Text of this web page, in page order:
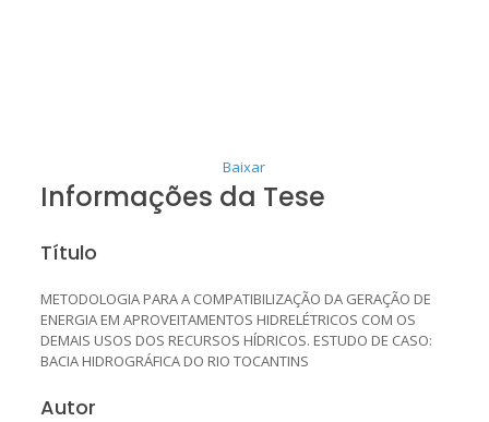
Baixar
Informações da Tese
Título
METODOLOGIA PARA A COMPATIBILIZAÇÃO DA GERAÇÃO DE
ENERGIA EM APROVEITAMENTOS HIDRELÉTRICOS COM OS
DEMAIS USOS DOS RECURSOS HÍDRICOS. ESTUDO DE CASO:
BACIA HIDROGRÁFICA DO RIO TOCANTINS
Autor